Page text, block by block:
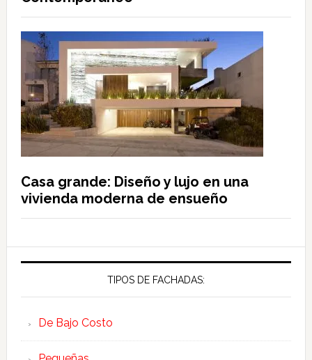
Casa grande: Diseño y lujo en una
vivienda moderna de ensueño
TIPOS DE FACHADAS:
De Bajo Costo